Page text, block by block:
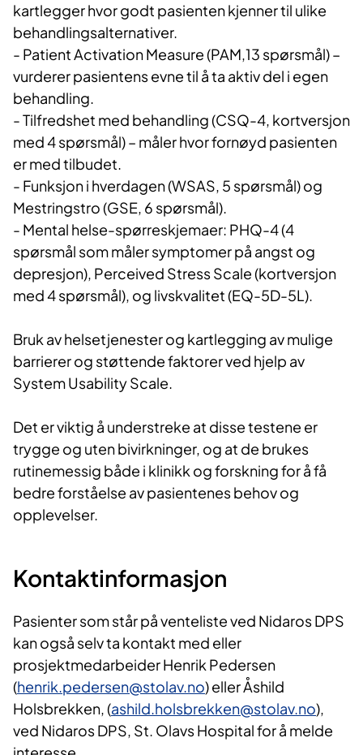
kartlegger hvor godt pasienten kjenner til ulike
behandlingsalternativer.
- Patient Activation Measure (PAM,13 spørsmål) –
vurderer pasientens evne til å ta aktiv del i egen
behandling.
- Tilfredshet med behandling (CSQ-4, kortversjon
med 4 spørsmål) – måler hvor fornøyd pasienten
er med tilbudet.
- Funksjon i hverdagen (WSAS, 5 spørsmål) og
Mestringstro (GSE, 6 spørsmål).
- Mental helse-spørreskjemaer: PHQ-4 (4
spørsmål som måler symptomer på angst og
depresjon), Perceived Stress Scale (kortversjon
med 4 spørsmål), og livskvalitet (EQ-5D-5L).
Bruk av helsetjenester og kartlegging av mulige
barrierer og støttende faktorer ved hjelp av
System Usability Scale.
Det er viktig å understreke at disse testene er
trygge og uten bivirkninger, og at de brukes
rutinemessig både i klinikk og forskning for å få
bedre forståelse av pasientenes behov og
opplevelser.
Kontaktinformasjon
Pasienter som står på venteliste ved Nidaros DPS
kan også selv ta kontakt med eller
prosjektmedarbeider Henrik Pedersen
(henrik.pedersen@stolav.no) eller Åshild
Holsbrekken, (ashild.holsbrekken@stolav.no),
ved Nidaros DPS, St. Olavs Hospital for å melde